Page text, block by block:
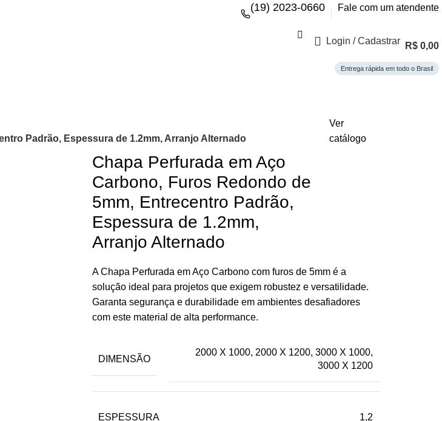
(19) 2023-0660 Fale com um atendente
Login / Cadastrar R$ 0,00
Entrega rápida em todo o Brasil
Padrão, Espessura de 1.2mm, Arranjo Alternado
Ver
catálogo
Chapa Perfurada em Aço
Carbono, Furos Redondo de
5mm, Entrecentro Padrão,
Espessura de 1.2mm,
Arranjo Alternado
A Chapa Perfurada em Aço Carbono com furos de 5mm é a
solução ideal para projetos que exigem robustez e versatilidade.
Garanta segurança e durabilidade em ambientes desafiadores
com este material de alta performance.
DIMENSÃO
2000 X 1000, 2000 X 1200, 3000 X 1000,
3000 X 1200
ESPESSURA 1,2